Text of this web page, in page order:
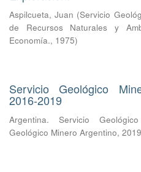
Aspilcueta, Juan (Servicio
de Recursos Naturales y
Economía., 1975)
Servicio Geológico
2016-2019
Argentina. Servicio
Geológico Minero Argentino, 2019